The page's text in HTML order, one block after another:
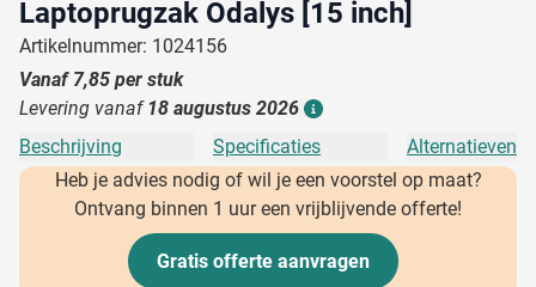
Laptoprugzak Odalys [15 inch]
Artikelnummer: 1024156
Vanaf 7,85 per stuk
Levering vanaf 18 augustus 2026
Beschrijving Specificaties
Alternatieven
Heb je advies nodig of wil je een voorstel op maat?
Ontvang binnen 1 uur een vrijblijvende offerte!
Gratis offerte aanvragen